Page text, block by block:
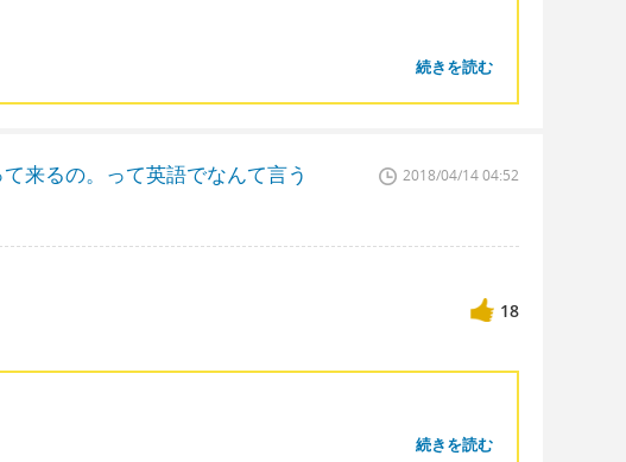
続きを読む
来るの。って英語でなんて言う
2018/04/14 04:52
18
続きを読む